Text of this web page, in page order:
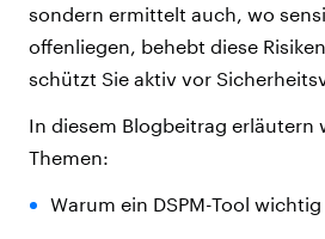
sondern ermittelt auch, wo
offenliegen, behebt diese
schützt Sie aktiv vor
In diesem Blogbeitrag erläutern
Themen:
Warum ein DSPM-Tool